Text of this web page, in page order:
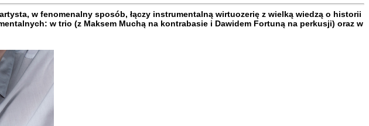
w fenomenalny sposób, łączy instrumentalną wirtuozerię z wielką wiedzą o historii
w trio (z Maksem Muchą na kontrabasie i Dawidem Fortuną na perkusji) oraz w